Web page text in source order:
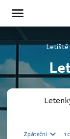
Letiště
Zpáteční 1